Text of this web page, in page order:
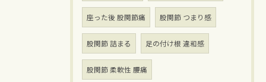
座った後 股関節痛 股関節 つまり感
股関節 詰まる 足の付け根 違和感
股関節 柔軟性 腰痛